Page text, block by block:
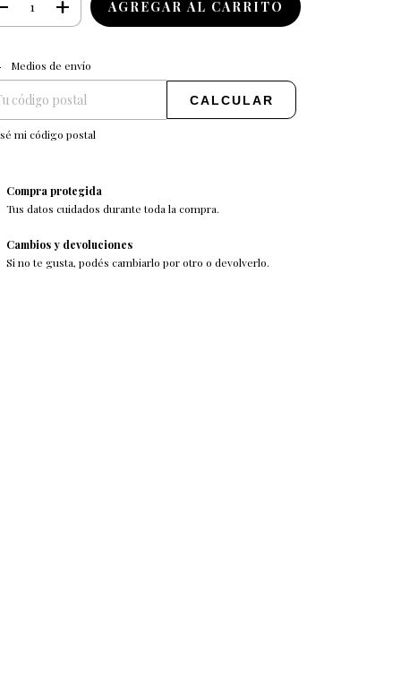
para el CP:
Medios de envío
CALCULAR
mi código postal
Compra protegida
Tus datos cuidados durante toda la compra.
Cambios y devoluciones
Si no te gusta, podés cambiarlo por otro o devolverlo.